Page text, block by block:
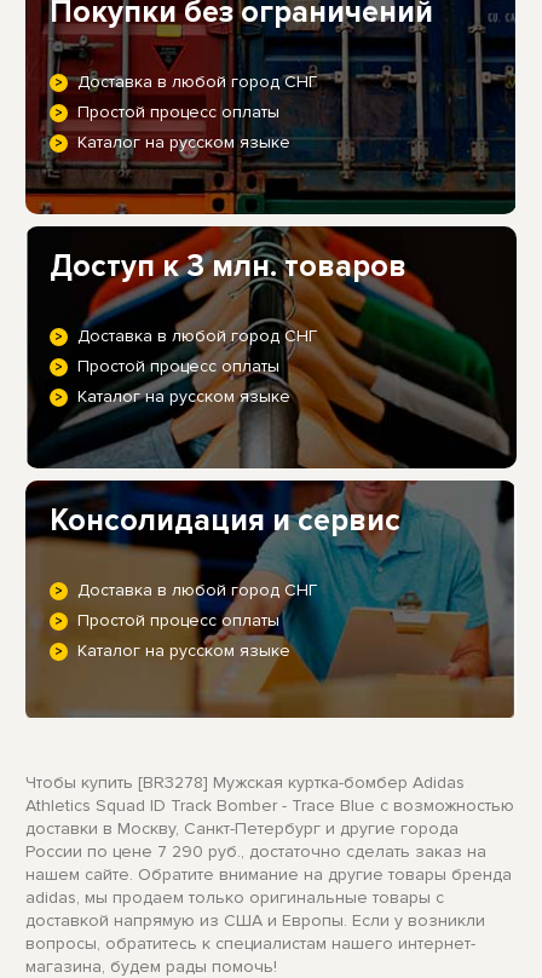
Покупки без ограничений
Доставка в любой город СНГ
Простой процесс оплаты
Каталог на русском языке
Доступ к 3 млн. товаров
Доставка в любой город СНГ
Простой процесс оплаты
Каталог на русском языке
Консолидация и сервис
Доставка в любой город СНГ
Простой процесс оплаты
Каталог на русском языке
Чтобы купить [BR3278] Мужская куртка-бомбер Adidas
Athletics Squad ID Track Bomber - Trace Blue с возможностью
доставки в Москву, Санкт-Петербург и другие города
России по цене 7 290 руб., достаточно сделать заказ на
нашем сайте. Обратите внимание на другие товары бренда
adidas, мы продаем только оригинальные товары с
доставкой напрямую из США и Европы. Если у возникли
вопросы, обратитесь к специалистам нашего интернет-
магазина, будем рады помочь!